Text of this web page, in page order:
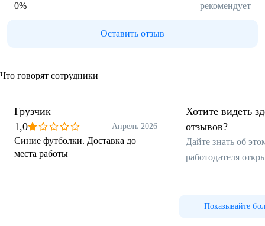
0% рекомендует
Оставить отзыв
Что говорят сотрудники
Грузчик
1,0
Апрель 2026
Синие футболки. Доставка до
места работы
Хотите видеть
отзывов?
Дайте знать об
работодателя
Показывайте